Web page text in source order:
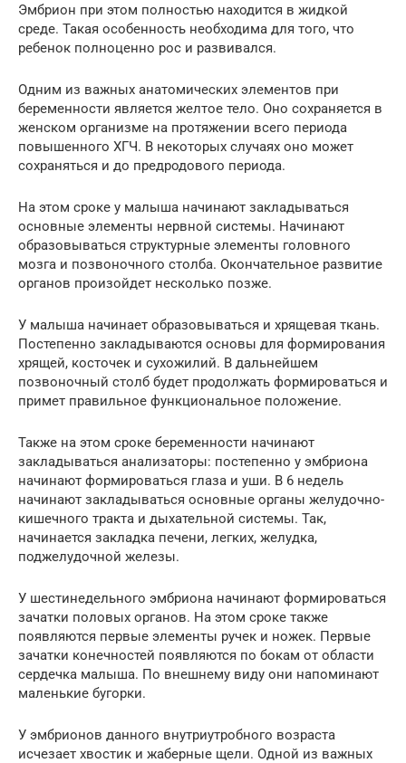
Эмбрион при этом полностью находится в жидкой
среде. Такая особенность необходима для того, что
ребенок полноценно рос и развивался.
Одним из важных анатомических элементов при
беременности является желтое тело. Оно сохраняется в
женском организме на протяжении всего периода
повышенного ХГЧ. В некоторых случаях оно может
сохраняться и до предродового периода.
На этом сроке у малыша начинают закладываться
основные элементы нервной системы. Начинают
образовываться структурные элементы головного
мозга и позвоночного столба. Окончательное развитие
органов произойдет несколько позже.
У малыша начинает образовываться и хрящевая ткань.
Постепенно закладываются основы для формирования
хрящей, косточек и сухожилий. В дальнейшем
позвоночный столб будет продолжать формироваться и
примет правильное функциональное положение.
Также на этом сроке беременности начинают
закладываться анализаторы: постепенно у эмбриона
начинают формироваться глаза и уши. В 6 недель
начинают закладываться основные органы желудочно-
кишечного тракта и дыхательной системы. Так,
начинается закладка печени, легких, желудка,
поджелудочной железы.
У шестинедельного эмбриона начинают формироваться
зачатки половых органов. На этом сроке также
появляются первые элементы ручек и ножек. Первые
зачатки конечностей появляются по бокам от области
сердечка малыша. По внешнему виду они напоминают
маленькие бугорки.
У эмбрионов данного внутриутробного возраста
исчезает хвостик и жаберные щели. Одной из важных